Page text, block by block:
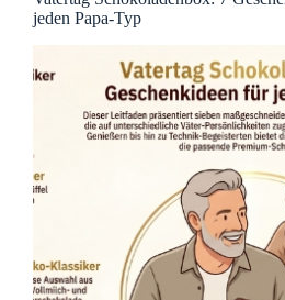
jeden Papa-Typ